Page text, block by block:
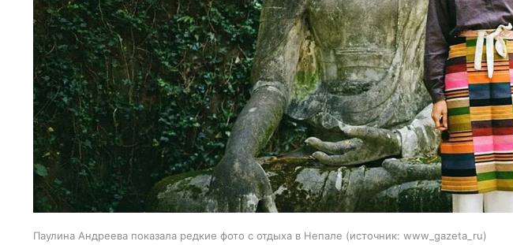
Паулина Андреева показала редкие фото с отдыха в Непале источник: www_gazeta_ru